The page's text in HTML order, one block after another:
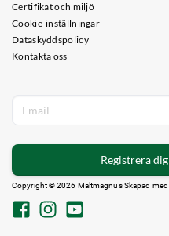
Certifikat och miljö
Cookie-inställningar
Dataskyddspolicy
Kontakta oss
Registrera dig
Copyright © 2026 Maltmagnus Skapad med